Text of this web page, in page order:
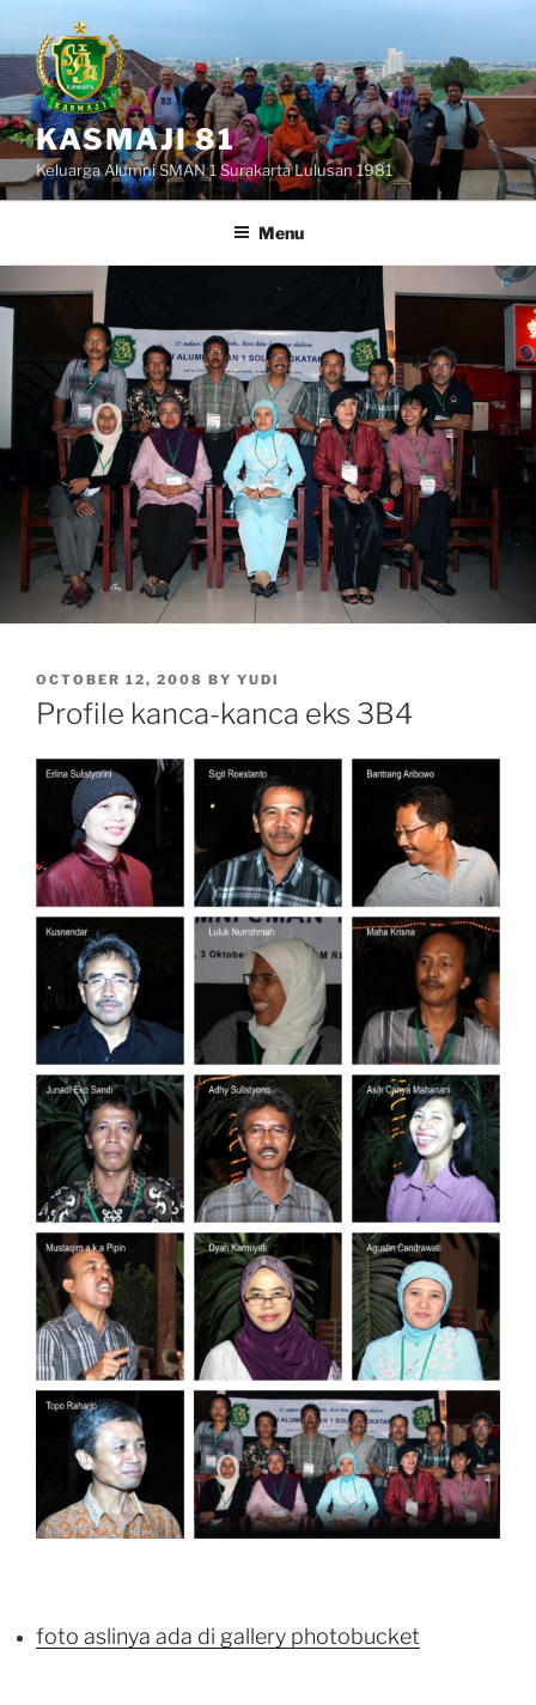
to
content
KASMAJI 81
Keluarga Alumni SMAN 1 Surakarta Lulusan 1981
Menu
POSTED
ON
OCTOBER 12, 2008 BY YUDI
Profile kanca-kanca eks 3B4
foto aslinya ada di gallery photobucket